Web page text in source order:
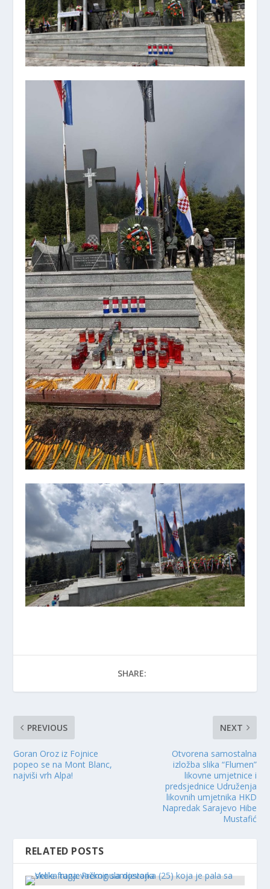
SHARE:
PREVIOUS
Goran Oroz iz Fojnice
popeo se na Mont Blanc,
najviši vrh Alpa!
NEXT
Otvorena samostalna
izložba slika “Flumen”
likovne umjetnice i
predsjednice Udruženja
likovnih umjetnika HKD
Napredak Sarajevo Hibe
Mustafić
RELATED POSTS